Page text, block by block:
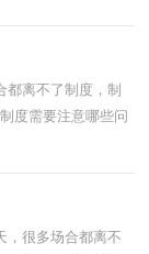
都离不了制度，制
度需要注意哪些问
，很多场合都离不